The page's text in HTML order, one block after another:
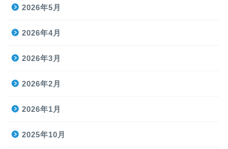
2026年5月
2026年4月
2026年3月
2026年2月
2026年1月
2025年10月